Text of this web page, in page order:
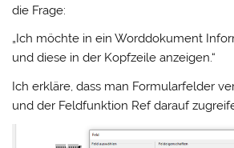
die Frage:
„Ich möchte in ein Worddokument
und diese in der Kopfzeile anzeigen.“
Ich erkläre, dass man Formularfelder
und der Feldfunktion Ref darauf